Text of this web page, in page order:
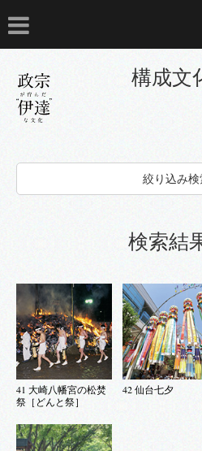
構成文
絞り込み
2 政宗による文化の確立
指定区分
カテゴリー
1 仙台市
検索結
41 大崎八幡宮の松焚
祭［どんと祭］
42 仙台七夕